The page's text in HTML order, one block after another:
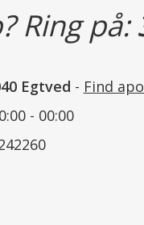
Ring på:
Egtved - Find
- 00:00